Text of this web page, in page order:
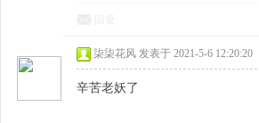
柒柒花风 发表于 2021-5-6 12:20:20
辛苦老妖了